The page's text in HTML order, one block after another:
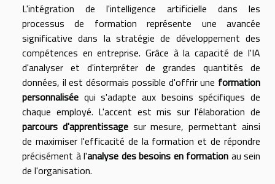
L'intégration de l'intelligence artificielle dans les
processus de formation représente une avancée
significative dans la stratégie de développement des
compétences en entreprise. Grâce à la capacité de l'IA
d'analyser et d'interpréter de grandes quantités de
données, il est désormais possible d'offrir une formation
personnalisée qui s'adapte aux besoins spécifiques de
chaque employé. L'accent est mis sur l'élaboration de
parcours d'apprentissagesur mesure, permettant ainsi
de maximiser l'efficacité de la formation et de répondre
précisément à l'analyse des besoins en formation au sein
de l'organisation.